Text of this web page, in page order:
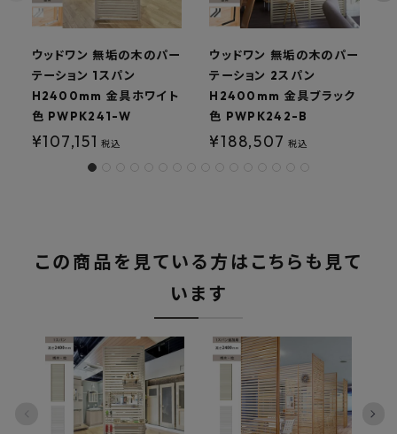
ウッドワン 無垢の木のパー
テーション 1スパン
H2400mm 金具ホワイト
色 PWPK241-W
¥107,151 税込
ウッドワン 無垢の木のパー
テーション 2スパン
H2400mm 金具ブラック
色 PWPK242-B
¥188,507 税込
この商品を見ている方はこちらも見て
います